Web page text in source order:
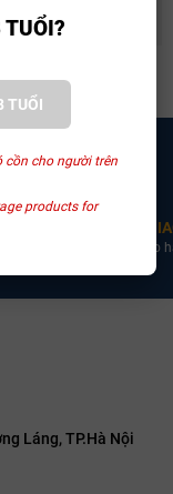
TUỔI
cồn cho người trên
products for
Giao
Láng, TP.Hà Nội